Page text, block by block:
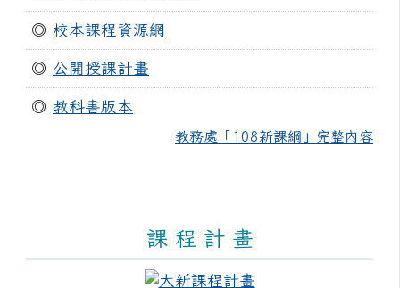
◎ 校本課程資源網
◎ 公開授課計畫
◎ 教科書版本
教務處「108新課綱」完整內容
課 程 計 畫